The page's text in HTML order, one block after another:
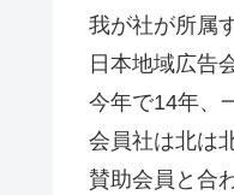
我が社が所属
日本地域広告
今年で14年、
会員社は北は
賛助会員と合